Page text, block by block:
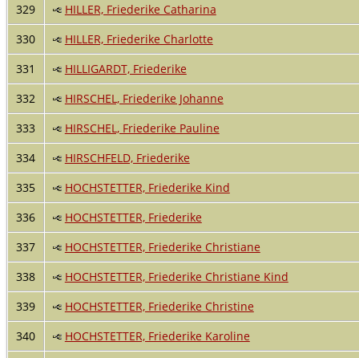
329
HILLER, Friederike Catharina
330
HILLER, Friederike Charlotte
331
HILLIGARDT, Friederike
332
HIRSCHEL, Friederike Johanne
333
HIRSCHEL, Friederike Pauline
334
HIRSCHFELD, Friederike
335
HOCHSTETTER, Friederike Kind
336
HOCHSTETTER, Friederike
337
HOCHSTETTER, Friederike Christiane
338
HOCHSTETTER, Friederike Christiane Kind
339
HOCHSTETTER, Friederike Christine
340
HOCHSTETTER, Friederike Karoline